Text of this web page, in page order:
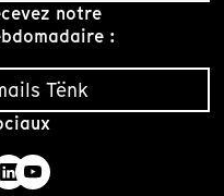
notre
:
Tënk